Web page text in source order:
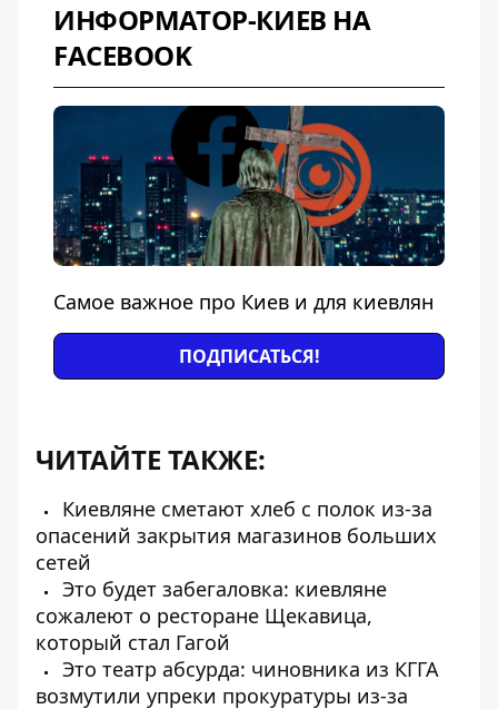
ИНФОРМАТОР-КИЕВ НА
FACEBOOK
Самое важное про Киев и для киевлян
ПОДПИСАТЬСЯ!
ЧИТАЙТЕ ТАКЖЕ:
Киевляне сметают хлеб с полок из-за
опасений закрытия магазинов больших
сетей
Это будет забегаловка: киевляне
сожалеют о ресторане Щекавица,
который стал Гагой
Это театр абсурда: чиновника из КГГА
возмутили упреки прокуратуры из-за